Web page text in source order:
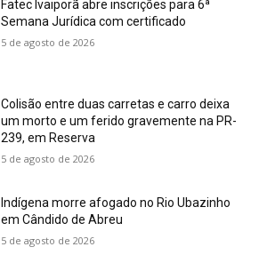
Fatec Ivaiporã abre inscrições para 6ª
Semana Jurídica com certificado
5 de agosto de 2026
Colisão entre duas carretas e carro deixa
um morto e um ferido gravemente na PR-
239, em Reserva
5 de agosto de 2026
Indígena morre afogado no Rio Ubazinho
em Cândido de Abreu
5 de agosto de 2026